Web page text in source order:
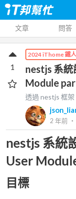
文章 問答
2024 iThome 鐵
nestjs 系統
Module
透過 nestjs 框
2 年前 ‧
1
nestjs 系統
User
目標